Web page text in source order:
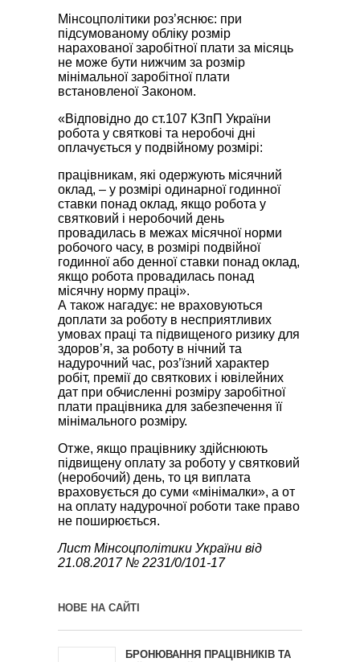
Мінсоцполітики роз’яснює: при
підсумованому обліку розмір
нарахованої заробітної плати за місяць
не може бути нижчим за розмір
мінімальної заробітної плати
встановленої Законом.
«Відповідно до ст.107 КЗпП України
робота у святкові та неробочі дні
оплачується у подвійному розмірі:
працівникам, які одержують місячний
оклад, – у розмірі одинарної годинної
ставки понад оклад, якщо робота у
святковий і неробочий день
провадилась в межах місячної норми
робочого часу, в розмірі подвійної
годинної або денної ставки понад оклад,
якщо робота провадилась понад
місячну норму праці».
А також нагадує: не враховуються
доплати за роботу в несприятливих
умовах праці та підвищеного ризику для
здоров’я, за роботу в нічний та
надурочний час, роз’їзний характер
робіт, премії до святкових і ювілейних
дат при обчисленні розміру заробітної
плати працівника для забезпечення її
мінімального розміру.
Отже, якщо працівнику здійснюють
підвищену оплату за роботу у святковий
(неробочий) день, то ця виплата
враховується до суми «мінімалки», а от
на оплату надурочної роботи таке право
не поширюється.
Лист Мінсоцполітики України від
21.08.2017 № 2231/0/101-17
НОВЕ НА САЙТІ
БРОНЮВАННЯ ПРАЦІВНИКІВ ТА